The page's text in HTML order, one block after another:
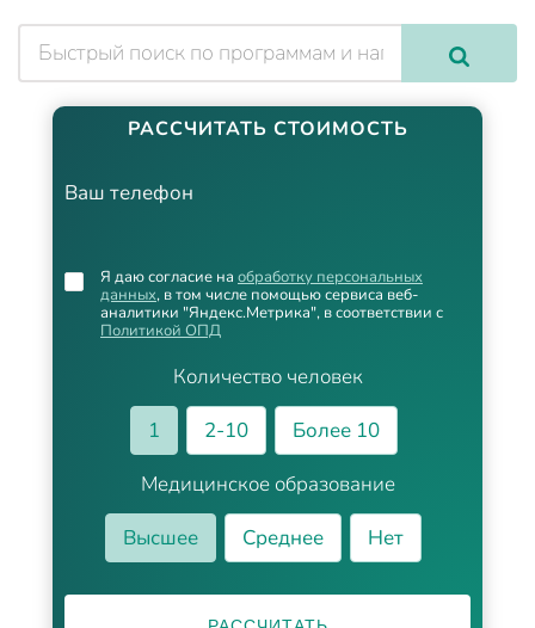
РАССЧИТАТЬ СТОИМОСТЬ
Ваш телефон
Количество человек
1
2-10
Более 10
Медицинское образование
Высшее
Среднее Нет
Я даю согласие на обработку персональных
данных, в том числе помощью сервиса веб-
аналитики "Яндекс.Метрика", в соответствии с
Политикой ОПД